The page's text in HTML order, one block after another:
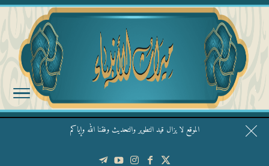
الموقع لا يزال قيد التطوير والتحديث وفقنا الله وإياكم
قال الشيخ ربيع وفقه الله: نحن ليس عندنا تقديس الأشخاص